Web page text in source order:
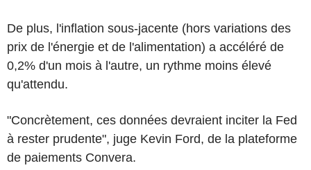
De plus, l'inflation sous-jacente (hors variations des
prix de l'énergie et de l'alimentation) a accéléré de
0,2% d'un mois à l'autre, un rythme moins élevé
qu'attendu.
"Concrètement, ces données devraient inciter la Fed
à rester prudente", juge Kevin Ford, de la plateforme
de paiements Convera.